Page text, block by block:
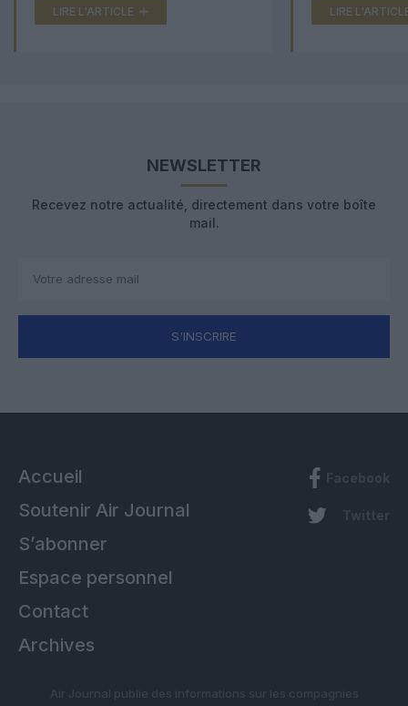
LIRE L'ARTICLE LIRE
NEWSLETTER
Recevez notre actualité, directement dans votre boîte
mail.
S'INSCRIRE
Accueil
Soutenir Air Journal
S’abonner
Espace personnel
Contact
Archives